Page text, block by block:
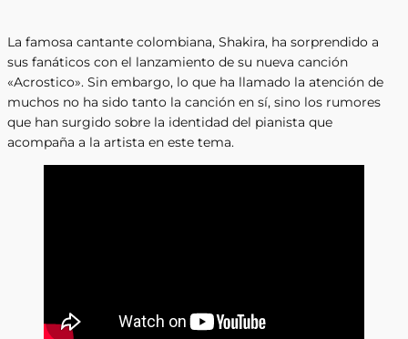
La famosa cantante colombiana, Shakira, ha sorprendido a
sus fanáticos con el lanzamiento de su nueva canción
«Acrostico». Sin embargo, lo que ha llamado la atención de
muchos no ha sido tanto la canción en sí, sino los rumores
que han surgido sobre la identidad del pianista que
acompaña a la artista en este tema.